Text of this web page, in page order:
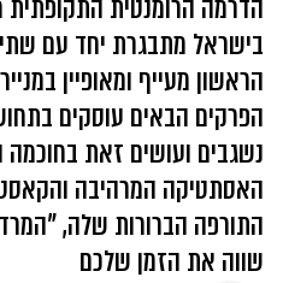
בישראל מתבגרת יחד עם שתי
הראשון מעייף ומאופיין
הפרקים הבאים עוסקים
נשגבים ועושים זאת בחוכמה
האסתטיקה המרהיבה
התורפה הברורות שלה,
שווה את הזמן שלכם